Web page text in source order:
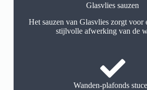
Glasvlies sauzen
Het sauzen van Glasvlies zorgt voor
stijlvolle afwerking van de
Wanden-plafonds